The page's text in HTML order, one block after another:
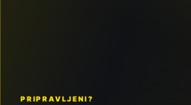
PRIPRAVLJENI?